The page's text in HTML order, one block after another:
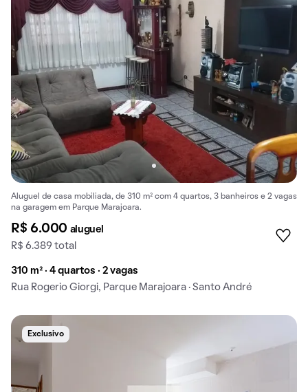
Aluguel de casa mobiliada, de 310 m² com 4 quartos, 3 banheiros e 2 vagas
na garagem em Parque Marajoara.
R$ 6.000 aluguel
R$ 6.389 total
310 m² · 4 quartos · 2 vagas
Rua Rogerio Giorgi, Parque Marajoara · Santo André
Exclusivo